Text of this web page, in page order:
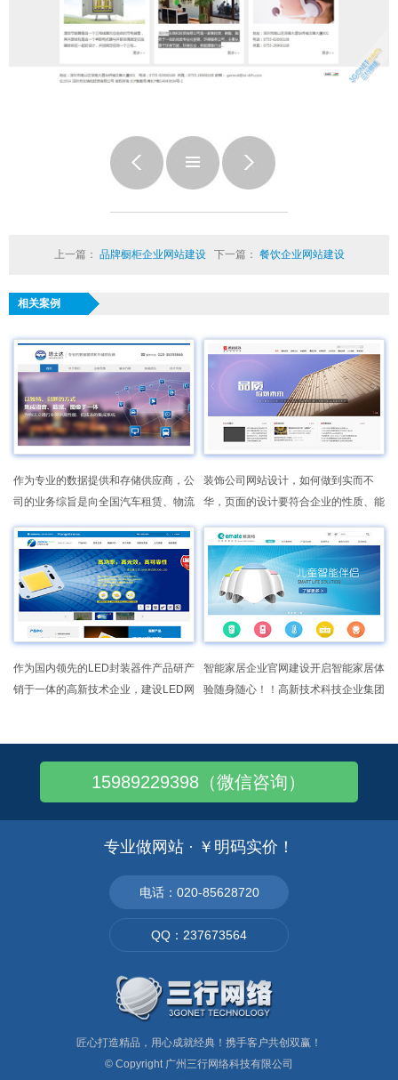
上一篇： 品牌橱柜企业网站建设 下一篇： 餐饮企业网站建设
相关案例
作为专业的数据提供和存储供应商，公
司的业务综旨是向全国汽车租赁、物流
行业及特种行业客户提供数据流量和云
存储服务，提供从数据分析、定位、导
航、存储、等全面的服务和支持。
装饰公司网站设计，如何做到实而不
华，页面的设计要符合企业的性质、能
方便浏览者能清楚地找到所需要的信
息！
作为国内领先的LED封装器件产品研产
销于一体的高新技术企业，建设LED网
产品：LED支架&光学透镜、白光
LED、UV LED、红外LED、LED汽车
照明、LED通用照明、EMC&BT项目
智能家居企业官网建设开启智能家居体
验随身随心！！高新技术科技企业集团
15989229398（微信咨询）
专业做网站 · ￥明码实价！
电话：020-85628720
QQ：237673564
匠心打造精品，用心成就经典！携手客户共创双赢！
© Copyright 广州三行网络科技有限公司